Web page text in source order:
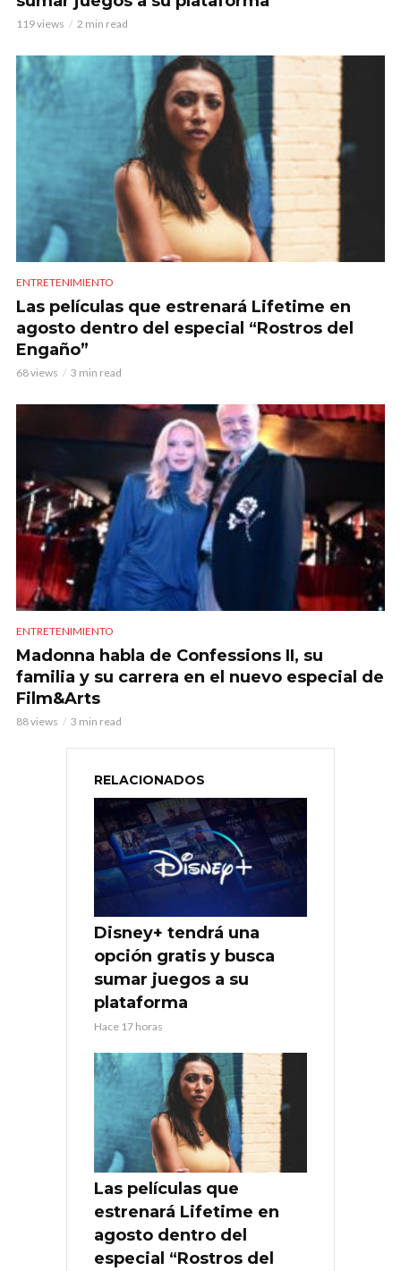
119 views 2 min read
ENTRETENIMIENTO
Las películas que estrenará Lifetime en
agosto dentro del especial “Rostros del
Engaño”
68 views 3 min read
ENTRETENIMIENTO
Madonna habla de Confessions II, su
familia y su carrera en el nuevo especial de
Film&Arts
88 views 3 min read
RELACIONADOS
Disney+ tendrá una
opción gratis y busca
sumar juegos a su
plataforma
Hace 17 horas
Las películas que
estrenará Lifetime en
agosto dentro del
especial “Rostros del